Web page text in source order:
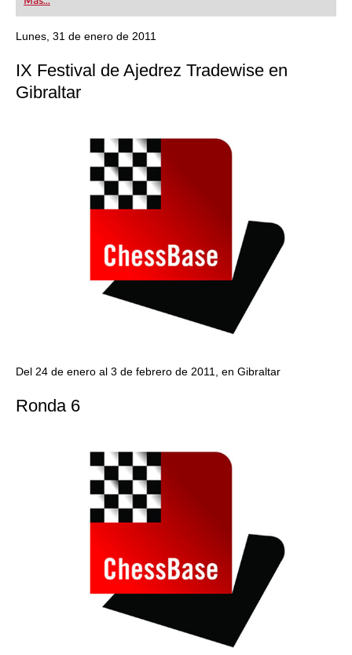
playing at a tournament level: with FRITZ, you can
train more efficiently, intelligently and with a
more personalised approach than ever before.
Lunes, 31 de enero de 2011
IX Festival de Ajedrez Tradewise en
Gibraltar
Del 24 de enero al 3 de febrero de 2011, en Gibraltar
Ronda 6